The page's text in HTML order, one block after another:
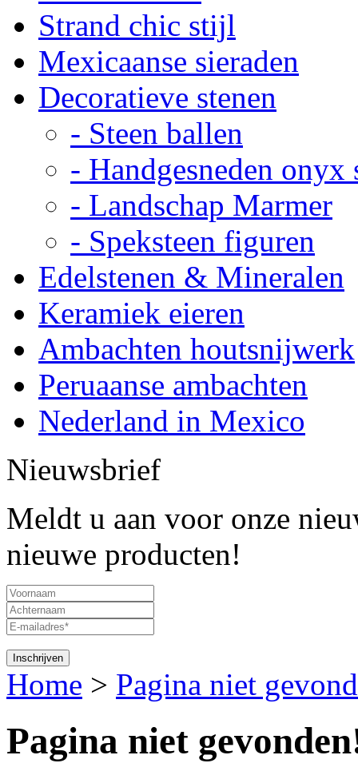
Strand chic stijl
Mexicaanse sieraden
Decoratieve stenen
- Steen ballen
- Handgesneden onyx
- Landschap Marmer
- Speksteen figuren
Edelstenen & Mineralen
Keramiek eieren
Ambachten houtsnijwerk
Peruaanse ambachten
Nederland in Mexico
Nieuwsbrief
Meldt u aan voor onze
nieuwe producten!
Home > Pagina niet
Pagina niet